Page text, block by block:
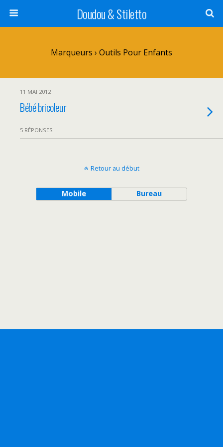
Doudou & Stiletto
Marqueurs › Outils Pour Enfants
11 MAI 2012
Bébé bricoleur
5 RÉPONSES
Retour au début
Mobile Bureau